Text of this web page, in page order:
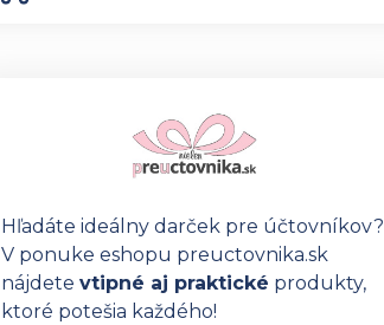
Hľadáte ideálny darček pre účtovníkov?
V ponuke eshopu preuctovnika.sk
nájdetevtipné aj praktické produkty,
ktoré potešia každého!